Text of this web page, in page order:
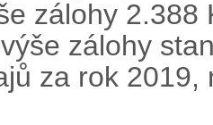
zálohy 2.388
zálohy
za rok 2019,